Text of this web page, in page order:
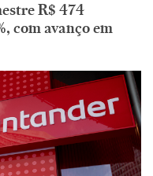
R$ 474
com avanço em